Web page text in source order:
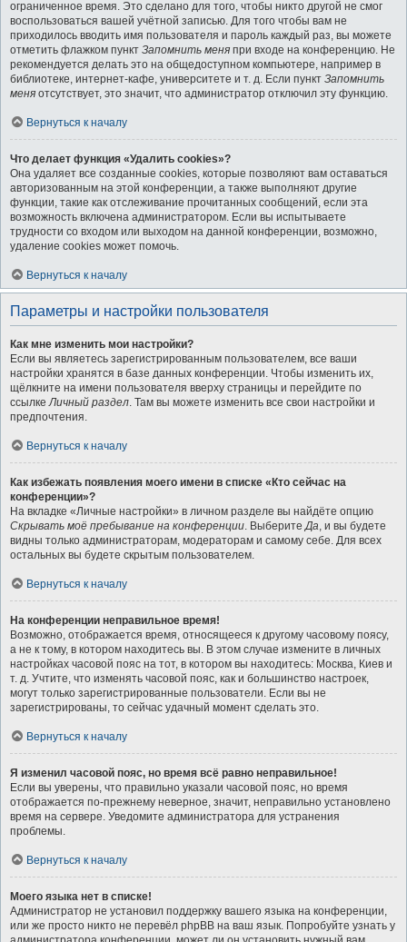
ограниченное время. Это сделано для того, чтобы никто другой не смог
воспользоваться вашей учётной записью. Для того чтобы вам не
приходилось вводить имя пользователя и пароль каждый раз, вы можете
отметить флажком пункт Запомнить меня при входе на конференцию. Не
рекомендуется делать это на общедоступном компьютере, например в
библиотеке, интернет-кафе, университете и т. д. Если пункт Запомнить
меня отсутствует, это значит, что администратор отключил эту функцию.
Вернуться к началу
Что делает функция «Удалить cookies»?
Она удаляет все созданные cookies, которые позволяют вам оставаться
авторизованным на этой конференции, а также выполняют другие
функции, такие как отслеживание прочитанных сообщений, если эта
возможность включена администратором. Если вы испытываете
трудности со входом или выходом на данной конференции, возможно,
удаление cookies может помочь.
Вернуться к началу
Параметры и настройки пользователя
Как мне изменить мои настройки?
Если вы являетесь зарегистрированным пользователем, все ваши
настройки хранятся в базе данных конференции. Чтобы изменить их,
щёлкните на имени пользователя вверху страницы и перейдите по
ссылкеЛичный раздел. Там вы можете изменить все свои настройки и
предпочтения.
Вернуться к началу
Как избежать появления моего имени в списке «Кто сейчас на
конференции»?
На вкладке «Личные настройки» в личном разделе вы найдёте опцию
Скрывать моё пребывание на конференции. ВыберитеДа, и вы будете
видны только администраторам, модераторам и самому себе. Для всех
остальных вы будете скрытым пользователем.
Вернуться к началу
На конференции неправильное время!
Возможно, отображается время, относящееся к другому часовому поясу,
а не к тому, в котором находитесь вы. В этом случае измените в личных
настройках часовой пояс на тот, в котором вы находитесь: Москва, Киев и
т. д. Учтите, что изменять часовой пояс, как и большинство настроек,
могут только зарегистрированные пользователи. Если вы не
зарегистрированы, то сейчас удачный момент сделать это.
Вернуться к началу
Я изменил часовой пояс, но время всё равно неправильное!
Если вы уверены, что правильно указали часовой пояс, но время
отображается по-прежнему неверное, значит, неправильно установлено
время на сервере. Уведомите администратора для устранения
проблемы.
Вернуться к началу
Моего языка нет в списке!
Администратор не установил поддержку вашего языка на конференции,
или же просто никто не перевёл phpBB на ваш язык. Попробуйте узнать у